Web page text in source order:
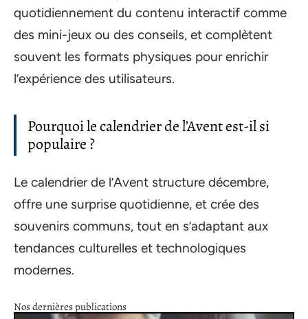
quotidiennement du contenu interactif comme
des mini-jeux ou des conseils, et complètent
souvent les formats physiques pour enrichir
l’expérience des utilisateurs.
Pourquoi le calendrier de l’Avent est-il si
populaire ?
Le calendrier de l’Avent structure décembre,
offre une surprise quotidienne, et crée des
souvenirs communs, tout en s’adaptant aux
tendances culturelles et technologiques
modernes.
Nos dernières publications